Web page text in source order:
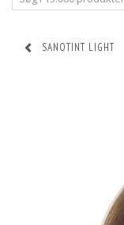
SANOTINT LIGHT